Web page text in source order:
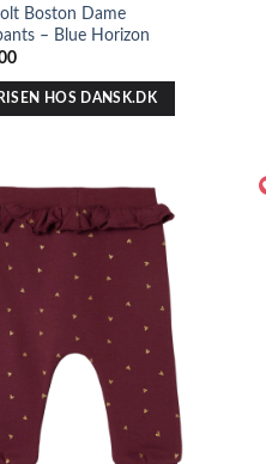
Boston Dame
– Blue Horizon
HOS DANSK.DK